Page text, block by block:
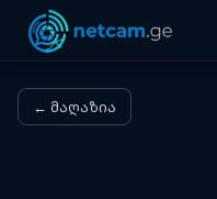
← მაღაზია